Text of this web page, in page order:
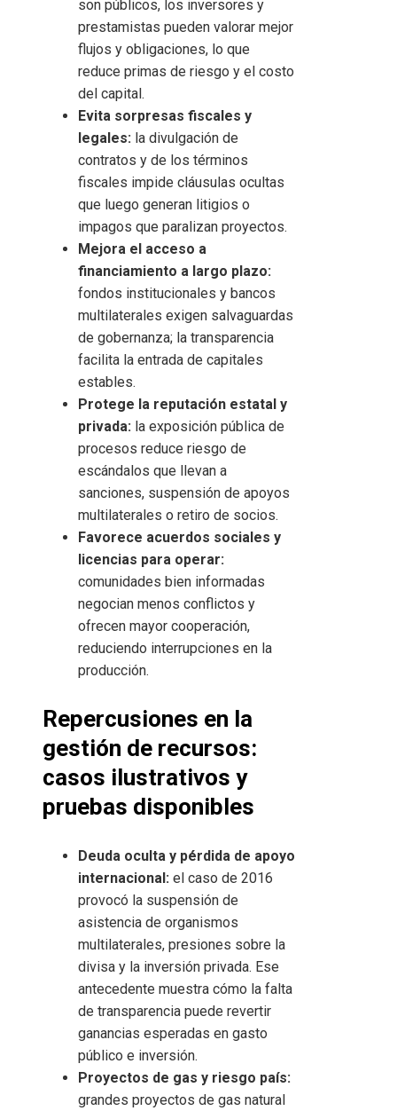
son públicos, los inversores y
prestamistas pueden valorar mejor
flujos y obligaciones, lo que
reduce primas de riesgo y el costo
del capital.
Evita sorpresas fiscales y
legales: la divulgación de
contratos y de los términos
fiscales impide cláusulas ocultas
que luego generan litigios o
impagos que paralizan proyectos.
Mejora el acceso a
financiamiento a largo plazo:
fondos institucionales y bancos
multilaterales exigen salvaguardas
de gobernanza; la transparencia
facilita la entrada de capitales
estables.
Protege la reputación estatal y
privada: la exposición pública de
procesos reduce riesgo de
escándalos que llevan a
sanciones, suspensión de apoyos
multilaterales o retiro de socios.
Favorece acuerdos sociales y
licencias para operar:
comunidades bien informadas
negocian menos conflictos y
ofrecen mayor cooperación,
reduciendo interrupciones en la
producción.
Repercusiones en la
gestión de recursos:
casos ilustrativos y
pruebas disponibles
Deuda oculta y pérdida de apoyo
internacional: el caso de 2016
provocó la suspensión de
asistencia de organismos
multilaterales, presiones sobre la
divisa y la inversión privada. Ese
antecedente muestra cómo la falta
de transparencia puede revertir
ganancias esperadas en gasto
público e inversión.
Proyectos de gas y riesgo país:
grandes proyectos de gas natural